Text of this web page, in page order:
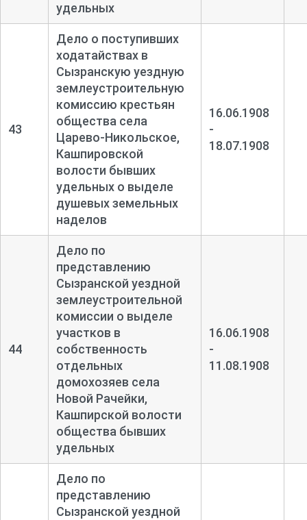
удельных
43
Дело о поступивших
ходатайствах в
Сызранскую уездную
землеустроительную
комиссию крестьян
общества села
Царево-Никольское,
Кашпировской
волости бывших
удельных о выделе
душевых земельных
наделов
16.06.1908
-
18.07.1908
44
Дело по
представлению
Сызранской уездной
землеустроительной
комиссии о выделе
участков в
собственность
отдельных
домохозяев села
Новой Рачейки,
Кашпирской волости
общества бывших
удельных
16.06.1908
-
11.08.1908
Дело по
представлению
Сызранской уездной